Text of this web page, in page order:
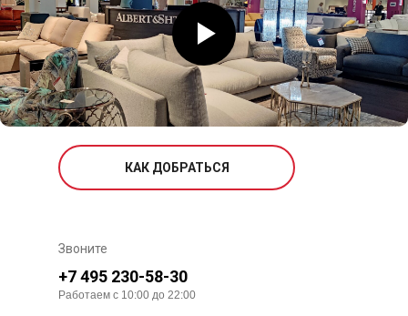
КАК ДОБРАТЬСЯ
+7 495 230-58-30
Работаем с 10:00 до 22:00
Звоните